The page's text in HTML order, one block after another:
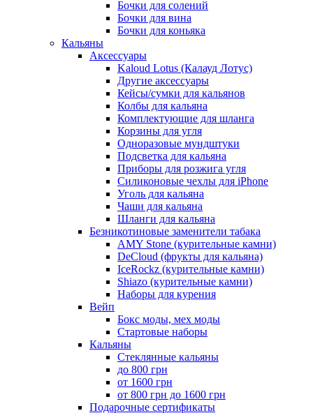
Бочки для солений
Бочки для вина
Бочки для коньяка
Кальяны
Аксессуары
Kaloud Lotus (Калауд Лотус)
Другие аксессуары
Кейсы/сумки для кальянов
Колбы для кальяна
Комплектующие для шланга
Корзины для угля
Одноразовые мундштуки
Подсветка для кальяна
Приборы для розжига угля
Силиконовые чехлы для iPhone
Уголь для кальяна
Чаши для кальяна
Шланги для кальяна
Безникотиновые заменители табака
AMY Stone (курительные камни)
DeCloud (фрукты для кальяна)
IceRockz (курительные камни)
Shiazo (курительные камни)
Наборы для курения
Вейп
Бокс моды, мех моды
Стартовые наборы
Кальяны
Стеклянные кальяны
до 800 грн
от 1600 грн
от 800 грн до 1600 грн
Подарочные сертификаты